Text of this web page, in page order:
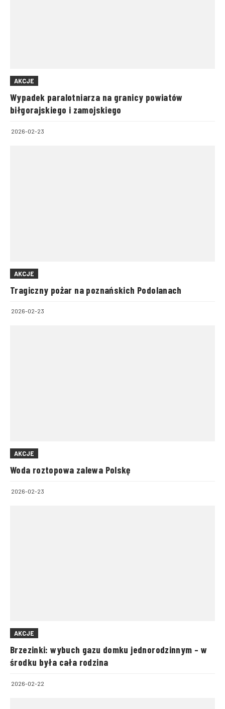
AKCJE
Wypadek paralotniarza na granicy powiatów
biłgorajskiego i zamojskiego
2026-02-23
AKCJE
Tragiczny pożar na poznańskich Podolanach
2026-02-23
AKCJE
Woda roztopowa zalewa Polskę
2026-02-23
AKCJE
Brzezinki: wybuch gazu domku jednorodzinnym – w
środku była cała rodzina
2026-02-22